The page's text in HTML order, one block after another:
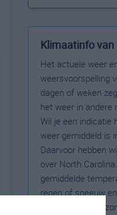
Klimaatinfo
Het actuele weer
weersvoorspelling
dagen of weken
het weer in andere
Wil je een indicatie
weer gemiddeld is
Daarvoor hebben
over North
gemiddelde
regen of sneeuw
hoeveelheid aan